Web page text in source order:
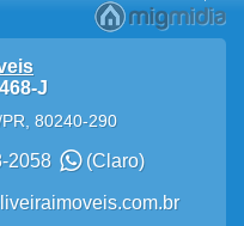
J
PR 80240-290
2058 (Claro)